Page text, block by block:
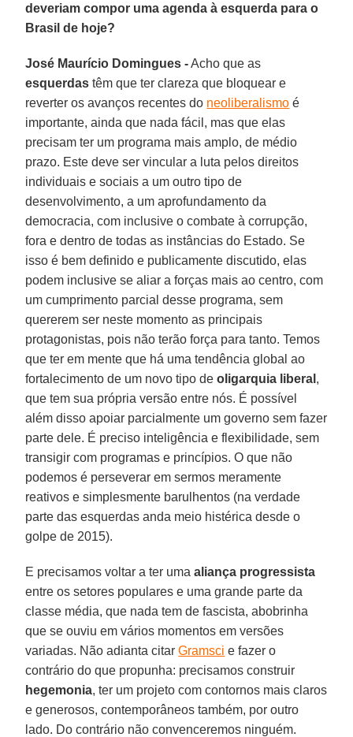
deveriam compor uma agenda à esquerda para o
Brasil de hoje?
José Maurício Domingues -Acho que as
esquerdas têm que ter clareza que bloquear e
reverter os avanços recentes do neoliberalismo é
importante, ainda que nada fácil, mas que elas
precisam ter um programa mais amplo, de médio
prazo. Este deve ser vincular a luta pelos direitos
individuais e sociais a um outro tipo de
desenvolvimento, a um aprofundamento da
democracia, com inclusive o combate à corrupção,
fora e dentro de todas as instâncias do Estado. Se
isso é bem definido e publicamente discutido, elas
podem inclusive se aliar a forças mais ao centro, com
um cumprimento parcial desse programa, sem
quererem ser neste momento as principais
protagonistas, pois não terão força para tanto. Temos
que ter em mente que há uma tendência global ao
fortalecimento de um novo tipo deoligarquia liberal ,
que tem sua própria versão entre nós. É possível
além disso apoiar parcialmente um governo sem fazer
parte dele. É preciso inteligência e flexibilidade, sem
transigir com programas e princípios. O que não
podemos é perseverar em sermos meramente
reativos e simplesmente barulhentos (na verdade
parte das esquerdas anda meio histérica desde o
golpe de 2015).
E precisamos voltar a ter uma aliança progressista
entre os setores populares e uma grande parte da
classe média, que nada tem de fascista, abobrinha
que se ouviu em vários momentos em versões
variadas. Não adianta citarGramsci e fazer o
contrário do que propunha: precisamos construir
hegemonia, ter um projeto com contornos mais claros
e generosos, contemporâneos também, por outro
lado. Do contrário não convenceremos ninguém.